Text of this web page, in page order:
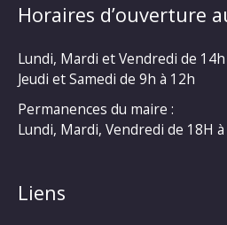
Horaires d’ouverture
Lundi, Mardi et Vendredi de
Jeudi et Samedi de 9h à 12h
Permanences du maire :
Lundi, Mardi, Vendredi de 18H
Liens